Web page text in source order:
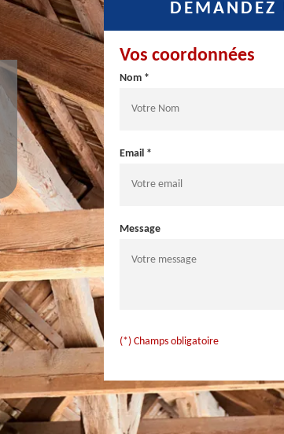
DEMANDEZ
Vos coordonnées
Nom *
Email *
Message
(*) Champs obligatoire